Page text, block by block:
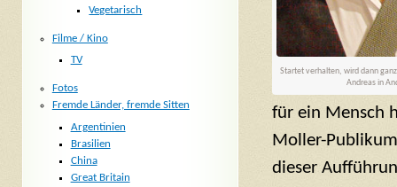
Startet verhalten, wird dann
Andreas in
für ein Mensch
Moller-
dieser
Vegetarisch
Filme / Kino
TV
Fotos
Fremde Länder, fremde Sitten
Argentinien
Brasilien
China
Great Britain